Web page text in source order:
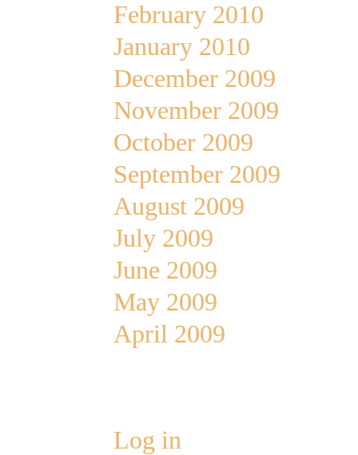
February 2010
January 2010
December 2009
November 2009
October 2009
September 2009
August 2009
July 2009
June 2009
May 2009
April 2009
Log in